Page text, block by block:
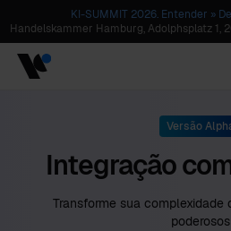
KI-SUMMIT 2026. Entender »
Handelskammer Hamburg, Adolphsplatz 1,
Versão
Integração
Transforme sua complexidade
poderosos